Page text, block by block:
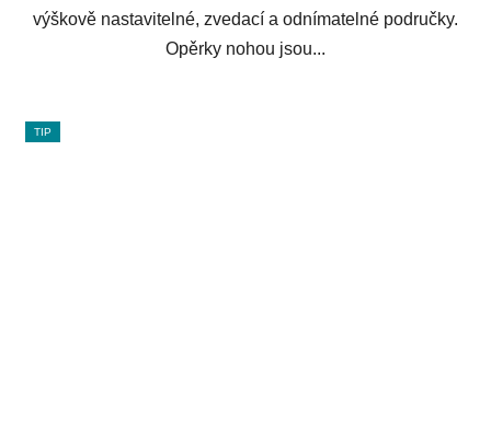
výškově nastavitelné, zvedací a odnímatelné područky.
Opěrky nohou jsou...
TIP